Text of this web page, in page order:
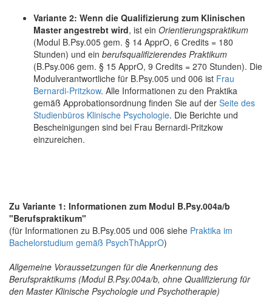
Variante 2: Wenn die Qualifizierung zum Klinischen
Master angestrebt wird, ist ein Orientierungspraktikum
(Modul B.Psy.005 gem. § 14 ApprO, 6 Credits = 180
Stunden) und ein berufsqualifizierendes Praktikum
(B.Psy.006 gem. § 15 ApprO, 9 Credits = 270 Stunden). Die
Modulverantwortliche für B.Psy.005 und 006 ist Frau
Bernardi-Pritzkow. Alle Informationen zu den Praktika
gemäß Approbationsordnung finden Sie auf der Seite des
Studienbüros Klinische Psychologie. Die Berichte und
Bescheinigungen sind bei Frau Bernardi-Pritzkow
einzureichen.
Zu Variante 1: Informationen zum Modul B.Psy.004a/b
"Berufspraktikum"
(für Informationen zu B.Psy.005 und 006 siehe Praktika im
Bachelorstudium gemäß PsychThApprO)
Allgemeine Voraussetzungen für die Anerkennung des
Berufspraktikums (Modul B.Psy.004a/b, ohne Qualifizierung für
den Master Klinische Psychologie und Psychotherapie)